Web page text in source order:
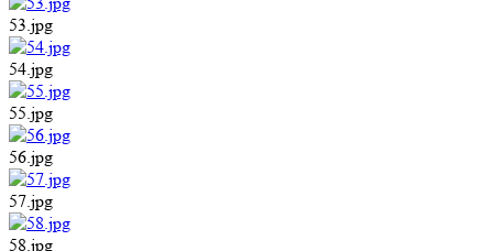
53.jpg
54.jpg
55.jpg
56.jpg
57.jpg
58.jpg